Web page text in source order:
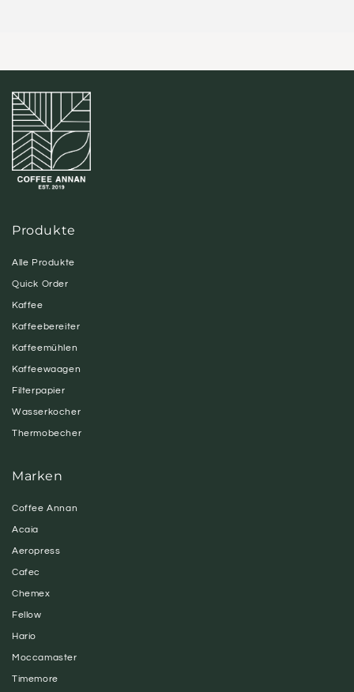
Produkte
Alle Produkte
Quick Order
Kaffee
Kaffeebereiter
Kaffeemühlen
Kaffeewaagen
Filterpapier
Wasserkocher
Thermobecher
Marken
Coffee Annan
Acaia
Aeropress
Cafec
Chemex
Fellow
Hario
Moccamaster
Timemore